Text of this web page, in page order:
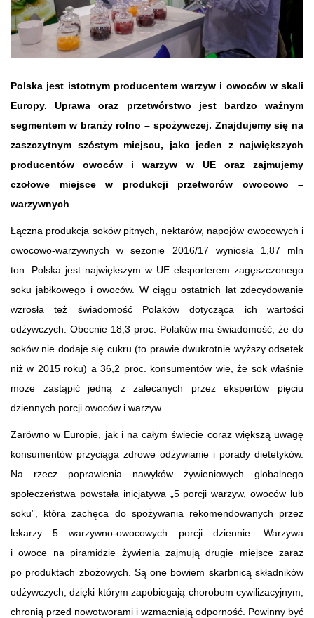
Polska jest istotnym producentem warzyw i owoców w skali
Europy. Uprawa oraz przetwórstwo jest bardzo ważnym
segmentem w branży rolno – spożywczej. Znajdujemy się na
zaszczytnym szóstym miejscu, jako jeden z największych
producentów owoców i warzyw w UE oraz zajmujemy
czołowe miejsce w produkcji przetworów owocowo –
warzywnych
Łączna produkcja soków pitnych, nektarów, napojów owocowych i
owocowo-warzywnych w sezonie 2016/17 wyniosła 1,87 mln
ton. Polska jest największym w UE eksporterem zagęszczonego
soku jabłkowego i owoców. W ciągu ostatnich lat zdecydowanie
wzrosła też świadomość Polaków dotycząca ich wartości
odżywczych. Obecnie 18,3 proc. Polaków ma świadomość, że do
soków nie dodaje się cukru (to prawie dwukrotnie wyższy odsetek
niż w 2015 roku) a 36,2 proc. konsumentów wie, że sok właśnie
może zastąpić jedną z zalecanych przez ekspertów pięciu
dziennych porcji owoców i warzyw.
Zarówno w Europie, jak i na całym świecie coraz większą uwagę
konsumentów przyciąga zdrowe odżywianie i porady dietetyków.
Na rzecz poprawienia nawyków żywieniowych globalnego
społeczeństwa powstała inicjatywa „5 porcji warzyw, owoców lub
soku”, która zachęca do spożywania rekomendowanych przez
lekarzy 5 warzywno-owocowych porcji dziennie. Warzywa
i owoce na piramidzie żywienia zajmują drugie miejsce zaraz
po produktach zbożowych. Są one bowiem skarbnicą składników
odżywczych, dzięki którym zapobiegają chorobom cywilizacyjnym,
chronią przed nowotworami i wzmacniają odporność. Powinny być